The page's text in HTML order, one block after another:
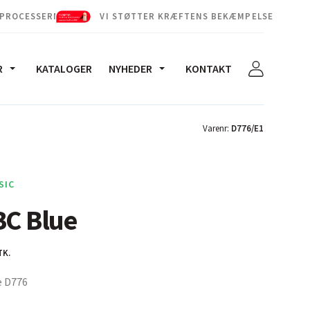
VI STØTTER KRÆFTENS BEKÆMPELSE
KATALOGER NYHEDER KONTAKT
Varenr: D776/E1
Blue